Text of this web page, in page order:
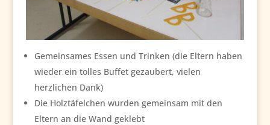
Gemeinsames Essen und Trinken (die Eltern haben
wieder ein tolles Buffet gezaubert, vielen
herzlichen Dank)
Die Holztäfelchen wurden gemeinsam mit den
Eltern an die Wand geklebt